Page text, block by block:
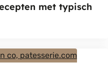
met typisch